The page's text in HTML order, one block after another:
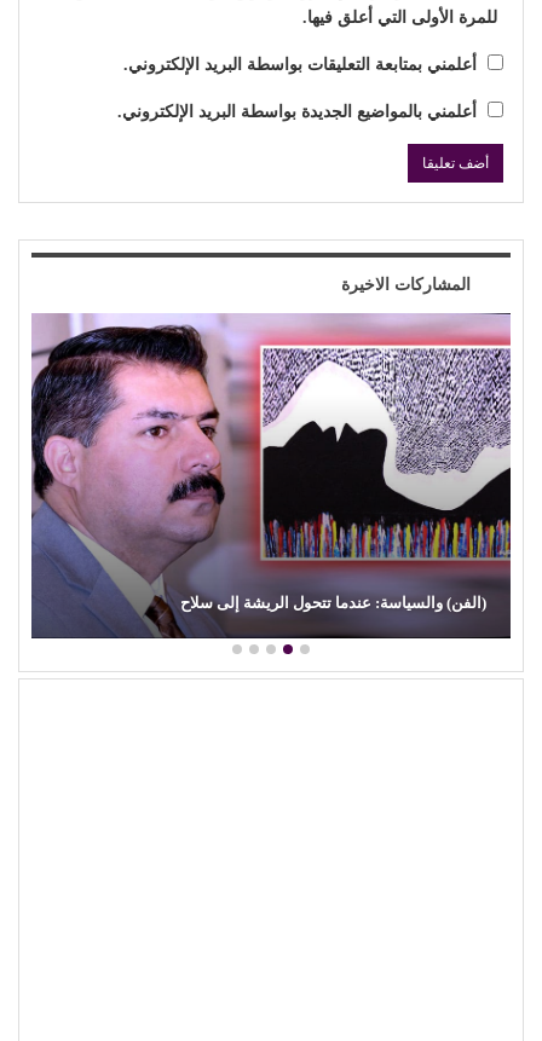
للمرة الأولى التي أعلق فيها.
أعلمني بمتابعة التعليقات بواسطة البريد الإلكتروني.
أعلمني بالمواضيع الجديدة بواسطة البريد الإلكتروني.
المشاركات الاخيرة
(الفن) والسياسة: عندما تتحول الريشة إلى سلاح